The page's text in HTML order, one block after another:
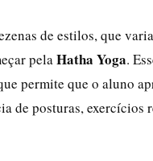
de estilos, que
pela Hatha Yoga.
permite que o aluno
de posturas, exercícios